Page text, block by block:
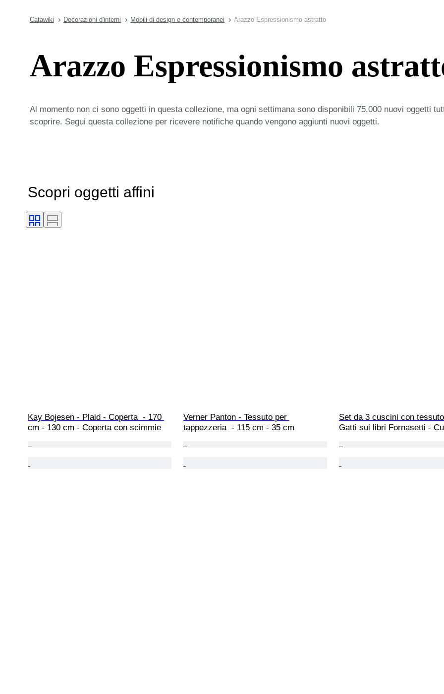
Catawiki Decorazioni d'interni Mobili di design e contemporanei Arazzo Espressionismo astratto
Arazzo Espressionismo
Al momento non ci sono oggetti in questa collezione, ma ogni settimana sono disponibili 75.000 nuovi oggetti
scoprire. Segui questa collezione per ricevere notifiche quando vengono aggiunti nuovi oggetti.
Scopri oggetti affini
Kay Bojesen - Plaid - Coperta  - 170
cm - 130 cm - Coperta con scimmie
Verner Panton - Tessuto per
tappezzeria  - 115 cm - 35 cm
Set da 3 cuscini con
Gatti sui libri Fornasetti -